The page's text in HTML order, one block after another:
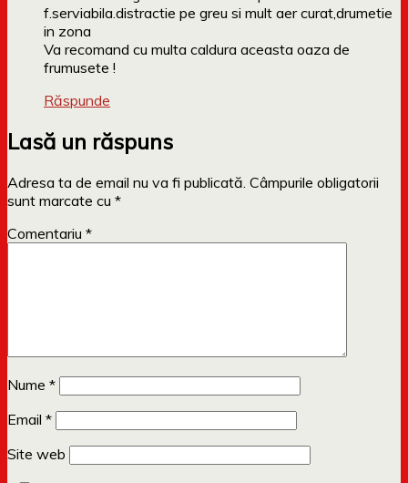
f.serviabila.distractie pe greu si mult aer curat,drumetie
in zona
Va recomand cu multa caldura aceasta oaza de
frumusete !
Răspunde
Lasă un răspuns
Adresa ta de email nu va fi publicată. Câmpurile obligatorii
sunt marcate cu *
Comentariu *
Nume *
Email *
Site web